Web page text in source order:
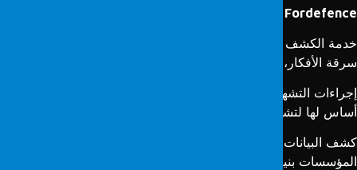
الكشف وإعداد آراء الخبراء التقنيين: كشف السرقة، النسخ،
الأفكار، إلخ، في إطار قانون الملكية الفكرية.
التشهير: إنشاء محتوى أخبار كاذب أو نشر ادعاءات لا
لها لتشويه سمعة شخص ما.
البيانات أو نشرها: كشف أو نشر البيانات المتعلقة بالأفراد أو
بنية الإضرار بها.